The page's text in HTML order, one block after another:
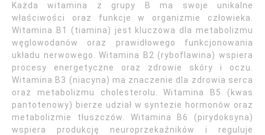
Każda witamina z grupy B ma swoje unikalne
właściwości oraz funkcje w organizmie człowieka.
Witamina B1 (tiamina) jest kluczowa dla metabolizmu
węglowodanów oraz prawidłowego funkcjonowania
układu nerwowego. Witamina B2 (ryboflawina) wspiera
procesy energetyczne oraz zdrowie skóry i oczu.
Witamina B3 (niacyna) ma znaczenie dla zdrowia serca
oraz metabolizmu cholesterolu. Witamina B5 (kwas
pantotenowy) bierze udział w syntezie hormonów oraz
metabolizmie tłuszczów. Witamina B6 (pirydoksyna)
wspiera produkcję neuroprzekaźników i reguluje